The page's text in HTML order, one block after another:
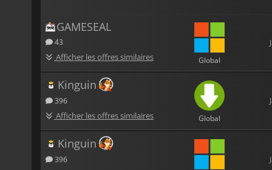
GAMESEAL
43
Afficher les offres similaires Global
Kinguin
396
Afficher les offres similaires Global
Kinguin
396